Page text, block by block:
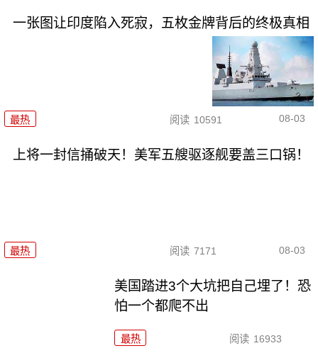
一张图让印度陷入死寂，五枚金牌背后的终极真相
最热 阅读 10591 08-03
上将一封信捅破天！美军五艘驱逐舰要盖三口锅！
最热 阅读 7171 08-03
美国踏进3个大坑把自己埋了！恐
怕一个都爬不出
最热 阅读 16933